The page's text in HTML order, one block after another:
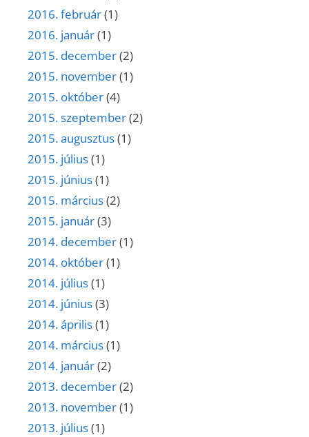
2016. február(1)
2016. január(1)
2015. december(2)
2015. november(1)
2015. október(4)
2015. szeptember(2)
2015. augusztus(1)
2015. július(1)
2015. június(1)
2015. március(2)
2015. január(3)
2014. december(1)
2014. október(1)
2014. július(1)
2014. június(3)
2014. április(1)
2014. március(1)
2014. január(2)
2013. december(2)
2013. november(1)
2013. július(1)